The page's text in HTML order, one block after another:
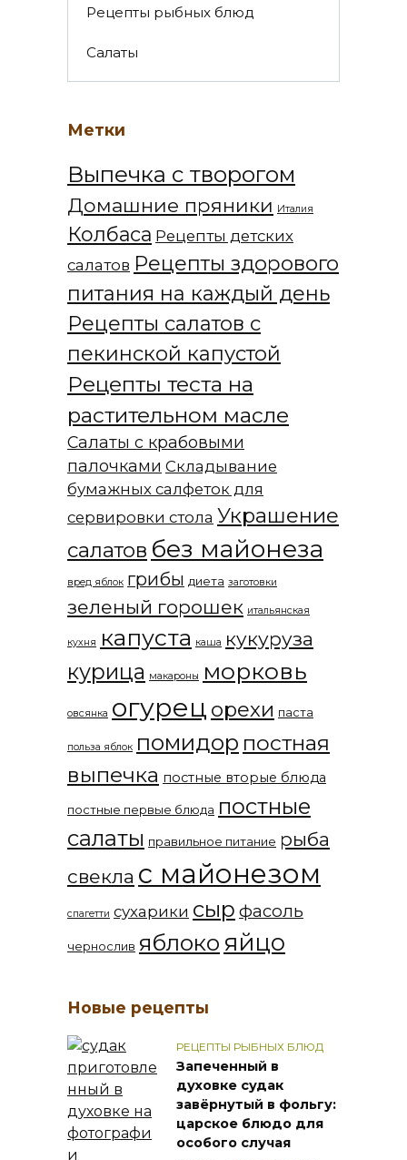
Рецепты рыбных блюд
Салаты
Метки
Выпечка с творогом
Домашние пряники Италия
Колбаса Рецепты детских
салатов Рецепты здорового
питания на каждый день
Рецепты салатов с
пекинской капустой
Рецепты теста на
растительном масле
Салаты с крабовыми
палочками Складывание
бумажных салфеток для
сервировки стола Украшение
салатов без майонеза
вред яблок грибы диета заготовки
зеленый горошек итальянская
кухня капуста каша кукуруза
курица макароны морковь
овсянка огурец орехи паста
польза яблок помидор постная
выпечка постные вторые блюда
постные первые блюда постные
салаты правильное питание рыба
свекла с майонезом
спагетти сухарики сыр фасоль
чернослив яблоко яйцо
Новые рецепты
РЕЦЕПТЫ РЫБНЫХ БЛЮД
Запеченный в
духовке судак
завёрнутый в фольгу:
царское блюдо для
особого случая